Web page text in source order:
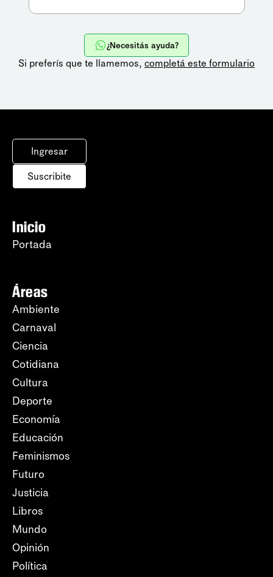
¿Necesitás ayuda?
Si preferís que te llamemos, completá este formulario
Ingresar
Suscribite
Inicio
Portada
Áreas
Ambiente
Carnaval
Ciencia
Cotidiana
Cultura
Deporte
Economía
Educación
Feminismos
Futuro
Justicia
Libros
Mundo
Opinión
Política